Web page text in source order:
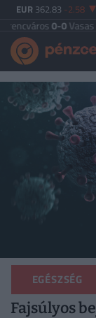
EUR 362.83 -2.58
0-0Vasas FC|Győri
EGÉSZSÉG
Fajsúlyos